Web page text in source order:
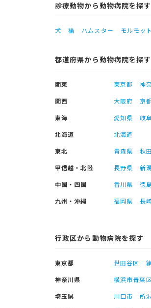
診療動物から動物病院を探す
犬 猫 ハムスター モルモット
都道府県から動物病院を探す
関東 東京都 神
関西
大阪府 京
東海
愛知県 岐
北海道
北海道
東北
青森県 秋
甲信越・北陸
長野県 新
中国・四国
香川県 徳
九州・沖縄
福岡県 長
行政区から動物病院を探す
東京都 世田谷区
神奈川県
横浜市青葉
埼玉県
川口市 所